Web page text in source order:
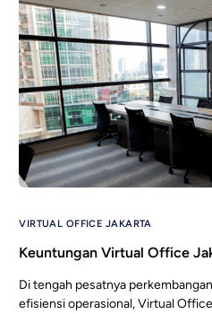
VIRTUAL OFFICE JAKARTA
Keuntungan Virtual Office
Di tengah pesatnya
efisiensi operasional, Virtual